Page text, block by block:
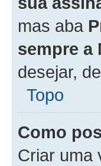
mas aba
sempre a
desejar,
Topo
Como
Criar uma